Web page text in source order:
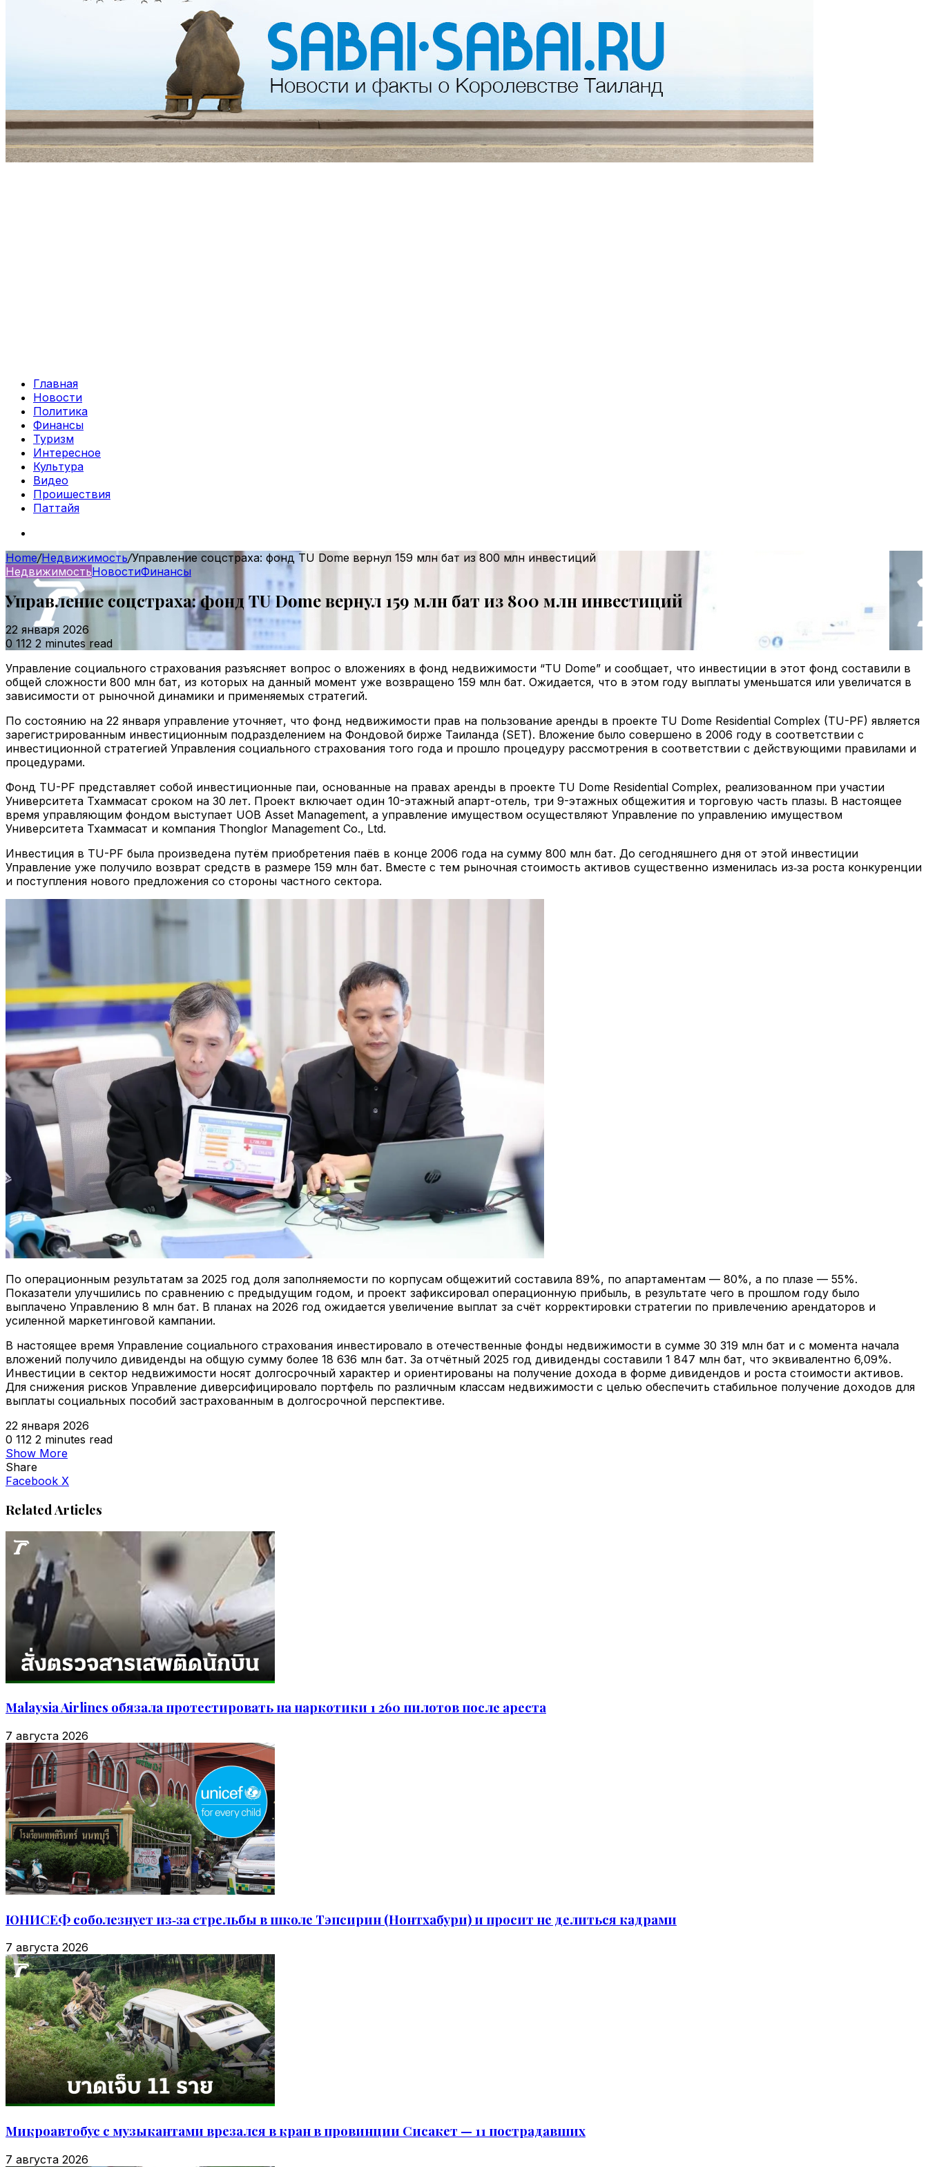
Главная
Новости
Политика
Финансы
Туризм
Интересное
Культура
Видео
Проишествия
Паттайя
Home/Недвижимость/Управление соцстраха: фонд TU Dome вернул 159 млн бат из 800 млн инвестиций
НедвижимостьНовостиФинансы
Управление соцстраха: фонд TU Dome вернул 159 млн бат из 800 млн инвестиций
22 января 2026
0 112 2 minutes read
Управление социального страхования разъясняет вопрос о вложениях в фонд недвижимости “TU Dome” и сообщает, что инвестиции в этот фонд составили в
общей сложности 800 млн бат, из которых на данный момент уже возвращено 159 млн бат. Ожидается, что в этом году выплаты уменьшатся или увеличатся в
зависимости от рыночной динамики и применяемых стратегий.
По состоянию на 22 января управление уточняет, что фонд недвижимости прав на пользование аренды в проекте TU Dome Residential Complex (TU-PF) является
зарегистрированным инвестиционным подразделением на Фондовой бирже Таиланда (SET). Вложение было совершено в 2006 году в соответствии с
инвестиционной стратегией Управления социального страхования того года и прошло процедуру рассмотрения в соответствии с действующими правилами и
процедурами.
Фонд TU-PF представляет собой инвестиционные паи, основанные на правах аренды в проекте TU Dome Residential Complex, реализованном при участии
Университета Тхаммасат сроком на 30 лет. Проект включает один 10-этажный апарт-отель, три 9-этажных общежития и торговую часть плазы. В настоящее
время управляющим фондом выступает UOB Asset Management, а управление имуществом осуществляют Управление по управлению имуществом
Университета Тхаммасат и компания Thonglor Management Co., Ltd.
Инвестиция в TU-PF была произведена путём приобретения паёв в конце 2006 года на сумму 800 млн бат. До сегодняшнего дня от этой инвестиции
Управление уже получило возврат средств в размере 159 млн бат. Вместе с тем рыночная стоимость активов существенно изменилась из‑за роста конкуренции
и поступления нового предложения со стороны частного сектора.
По операционным результатам за 2025 год доля заполняемости по корпусам общежитий составила 89%, по апартаментам — 80%, а по плазе — 55%.
Показатели улучшились по сравнению с предыдущим годом, и проект зафиксировал операционную прибыль, в результате чего в прошлом году было
выплачено Управлению 8 млн бат. В планах на 2026 год ожидается увеличение выплат за счёт корректировки стратегии по привлечению арендаторов и
усиленной маркетинговой кампании.
В настоящее время Управление социального страхования инвестировало в отечественные фонды недвижимости в сумме 30 319 млн бат и с момента начала
вложений получило дивиденды на общую сумму более 18 636 млн бат. За отчётный 2025 год дивиденды составили 1 847 млн бат, что эквивалентно 6,09%.
Инвестиции в сектор недвижимости носят долгосрочный характер и ориентированы на получение дохода в форме дивидендов и роста стоимости активов.
Для снижения рисков Управление диверсифицировало портфель по различным классам недвижимости с целью обеспечить стабильное получение доходов для
выплаты социальных пособий застрахованным в долгосрочной перспективе.
22 января 2026
0 112 2 minutes read
Show More
Share
Facebook X
Related Articles
Malaysia Airlines обязала протестировать на наркотики 1 260 пилотов после ареста
7 августа 2026
ЮНИСЕФ соболезнует из‑за стрельбы в школе Тэпсирин (Нонтхабури) и просит не делиться кадрами
7 августа 2026
Микроавтобус с музыкантами врезался в кран в провинции Сисакет — 11 пострадавших
7 августа 2026